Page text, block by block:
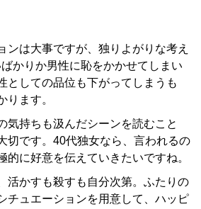
ンは大事ですが、独りよがりな考え
かりか男性に恥をかかせてしまい
としての品位も下がってしまうも
ります。
気持ちも汲んだシーンを読むこと
切です。40代独女なら、言われるの
的に好意を伝えていきたいですね。
活かすも殺すも自分次第。ふたりの
チュエーションを用意して、ハッピ